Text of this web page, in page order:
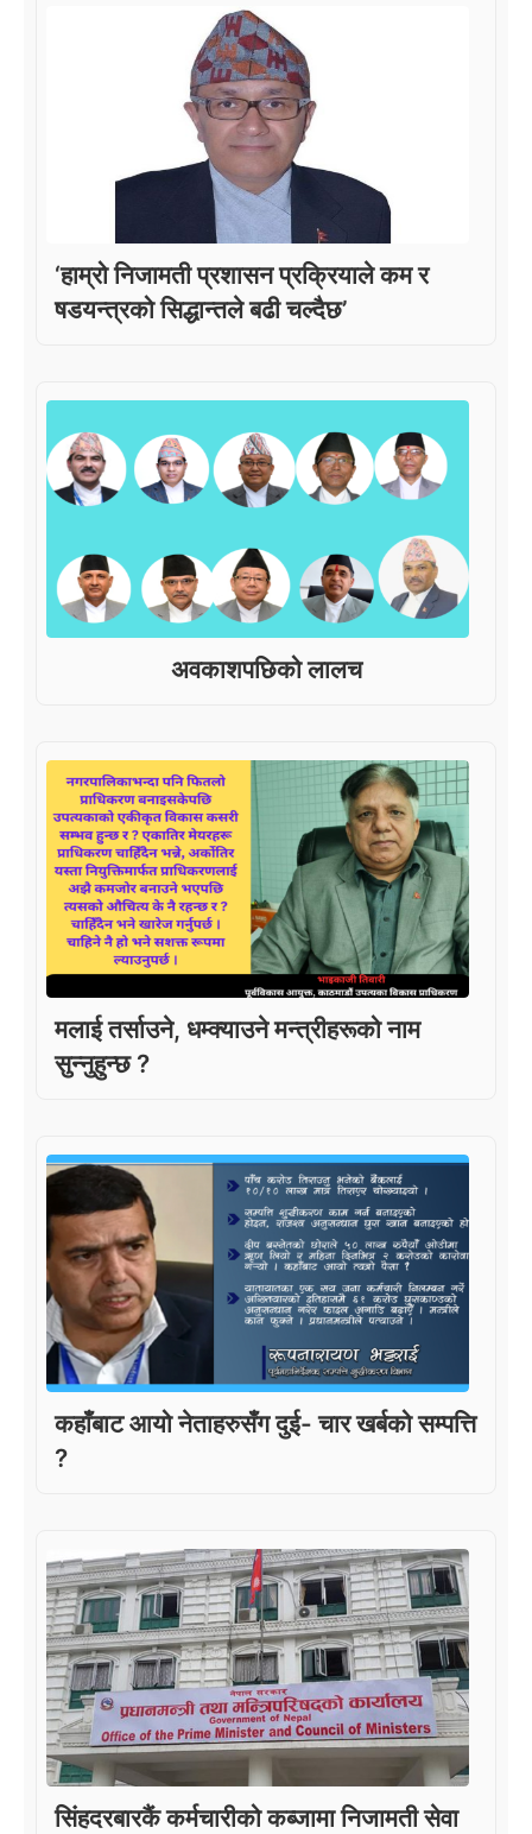
‘हाम्रो निजामती प्रशासन प्रक्रियाले कम र
षडयन्त्रको सिद्धान्तले बढी चल्दैछ’
अवकाशपछिको लालच
मलाई तर्साउने, धम्क्याउने मन्त्रीहरूको नाम
सुन्नुहुन्छ ?
कहाँबाट आयो नेताहरुसँग दुई- चार खर्बको सम्पत्ति
?
सिंहदरबारकैं कर्मचारीको कब्जामा निजामती सेवा